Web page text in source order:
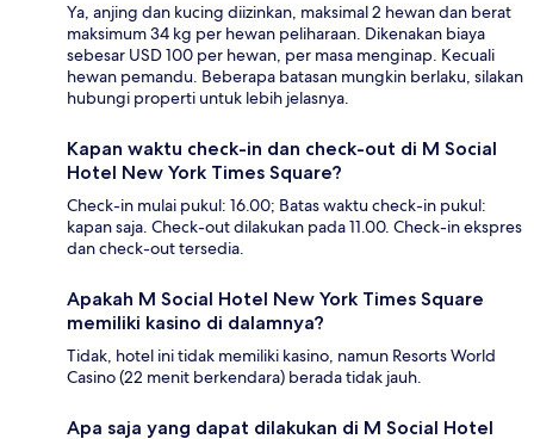
Ya, anjing dan kucing diizinkan, maksimal 2 hewan dan berat
maksimum 34 kg per hewan peliharaan. Dikenakan biaya
sebesar USD 100 per hewan, per masa menginap. Kecuali
hewan pemandu. Beberapa batasan mungkin berlaku, silakan
hubungi properti untuk lebih jelasnya.
Kapan waktu check-in dan check-out di M Social
Hotel New York Times Square?
Check-in mulai pukul: 16.00; Batas waktu check-in pukul:
kapan saja. Check-out dilakukan pada 11.00. Check-in ekspres
dan check-out tersedia.
Apakah M Social Hotel New York Times Square
memiliki kasino di dalamnya?
Tidak, hotel ini tidak memiliki kasino, namun Resorts World
Casino (22 menit berkendara) berada tidak jauh.
Apa saja yang dapat dilakukan di M Social Hotel